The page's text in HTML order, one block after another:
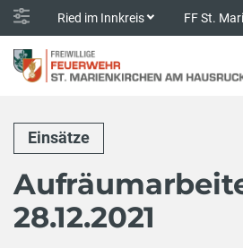
Ried im Innkreis FF St.
Einsätze
28.12.2021